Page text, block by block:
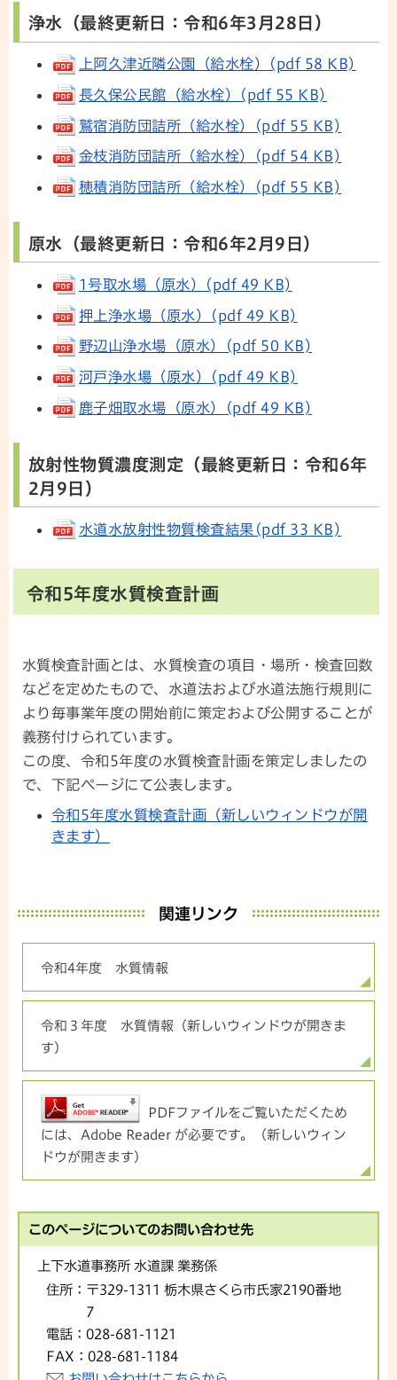
浄水（最終更新日：令和6年3月28日）
上阿久津近隣公園（給水栓）(pdf 58 KB)
長久保公民館（給水栓）(pdf 55 KB)
鷲宿消防団詰所（給水栓）(pdf 55 KB)
金枝消防団詰所（給水栓）(pdf 54 KB)
穂積消防団詰所（給水栓）(pdf 55 KB)
原水（最終更新日：令和6年2月9日）
1号取水場（原水）(pdf 49 KB)
押上浄水場（原水）(pdf 49 KB)
野辺山浄水場（原水）(pdf 50 KB)
河戸浄水場（原水）(pdf 49 KB)
鹿子畑取水場（原水）(pdf 49 KB)
放射性物質濃度測定（最終更新日：令和6年
2月9日）
水道水放射性物質検査結果(pdf 33 KB)
令和5年度水質検査計画
水質検査計画とは、水質検査の項目・場所・検査回数
などを定めたもので、水道法および水道法施行規則に
より毎事業年度の開始前に策定および公開することが
義務付けられています。
この度、令和5年度の水質検査計画を策定しましたの
で、下記ページにて公表します。
令和5年度水質検査計画（新しいウィンドウが開
きます）
関連リンク
令和4年度 水質情報
令和３年度 水質情報（新しいウィンドウが開きま
す）
PDFファイルをご覧いただくため
には、Adobe Reader が必要です。（新しいウィン
ドウが開きます）
このページについてのお問い合わせ先
上下水道事務所 水道課 業務係
住所： 〒329-1311 栃木県さくら市氏家2190番地
7
電話： 028-681-1121
FAX： 028-681-1184